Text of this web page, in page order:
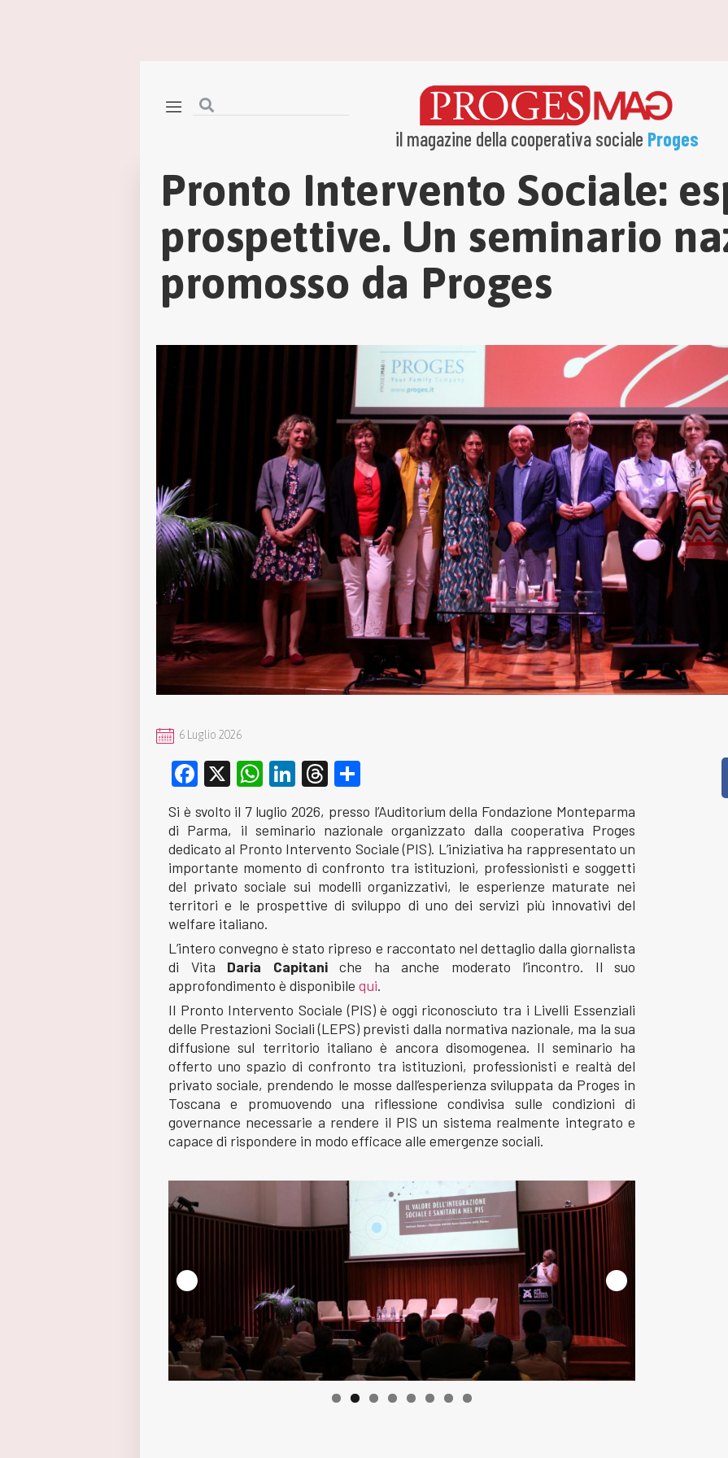
il magazine della cooperativa sociale Proges
Pronto Intervento Sociale:
prospettive. Un seminario
promosso da Proges
6 Luglio 2026
Facebook
X WhatsApp
LinkedIn
Threads
Si è svolto il 7 luglio 2026, presso l’Auditorium della Fondazione Monteparma
di Parma, il seminario nazionale organizzato dalla cooperativa Proges
dedicato al Pronto Intervento Sociale (PIS). L’iniziativa ha rappresentato un
importante momento di confronto tra istituzioni, professionisti e soggetti
del privato sociale sui modelli organizzativi, le esperienze maturate nei
territori e le prospettive di sviluppo di uno dei servizi più innovativi del
welfare italiano.
L’intero convegno è stato ripreso e raccontato nel dettaglio dalla giornalista
di Vita Daria Capitani che ha anche moderato l’incontro. Il suo
approfondimento è disponibile qui.
Il Pronto Intervento Sociale (PIS) è oggi riconosciuto tra i Livelli Essenziali
delle Prestazioni Sociali (LEPS) previsti dalla normativa nazionale, ma la sua
diffusione sul territorio italiano è ancora disomogenea. Il seminario ha
offerto uno spazio di confronto tra istituzioni, professionisti e realtà del
privato sociale, prendendo le mosse dall’esperienza sviluppata da Proges in
Toscana e promuovendo una riflessione condivisa sulle condizioni di
governance necessarie a rendere il PIS un sistema realmente integrato e
capace di rispondere in modo efficace alle emergenze sociali.